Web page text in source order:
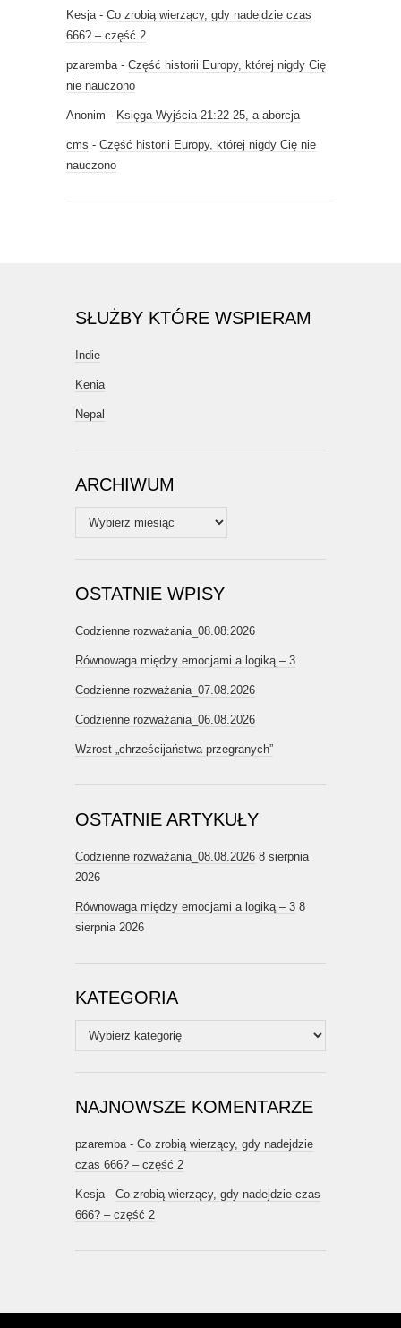
Kesja- Co zrobią wierzący, gdy nadejdzie czas
666? – część 2
pzaremba- Część historii Europy, której nigdy Cię
nie nauczono
Anonim - Księga Wyjścia 21:22-25, a aborcja
cms - Część historii Europy, której nigdy Cię nie
nauczono
SŁUŻBY KTÓRE WSPIERAM
Indie
Kenia
Nepal
ARCHIWUM
Archiwum
OSTATNIE WPISY
Codzienne rozważania_08.08.2026
Równowaga między emocjami a logiką – 3
Codzienne rozważania_07.08.2026
Codzienne rozważania_06.08.2026
Wzrost „chrześcijaństwa przegranych”
OSTATNIE ARTYKUŁY
Codzienne rozważania_08.08.2026 8 sierpnia
2026
Równowaga między emocjami a logiką – 3 8
sierpnia 2026
KATEGORIA
Kategoria
NAJNOWSZE KOMENTARZE
pzaremba- Co zrobią wierzący, gdy nadejdzie
czas 666? – część 2
Kesja- Co zrobią wierzący, gdy nadejdzie czas
666? – część 2